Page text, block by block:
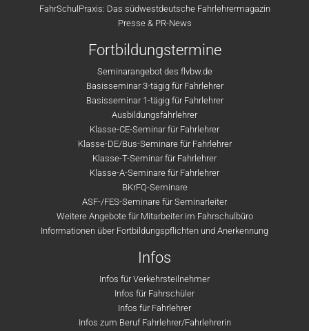
FahrSchulPraxis: Das südwestdeutsche Fahrlehrermagazin
Presse & PR-News
Fortbildungstermine
Seminarangebot des flvbw.de
Basisseminar 3-tägig für Fahrlehrer
Basisseminar 1-tägig für Fahrlehrer
Ausbildungsfahrlehrer
Klasse-CE-Seminar für Fahrlehrer
Klasse-DE/Bus-Seminare für Fahrlehrer
Klasse-T-Seminar für Fahrlehrer
Klasse-A-Seminare für Fahrlehrer
BKrFQ-Seminare
ASF-/FES-Seminare für Seminarleiter
Weitere Angebote für Mitarbeiter im Fahrschulbüro
Informationen über Fortbildungspflichten und Anerkennung
Infos
Infos für Verkehrsteilnehmer
Infos für Fahrschüler
Infos für Fahrlehrer
Infos zum Beruf Fahrlehrer/Fahrlehrerin